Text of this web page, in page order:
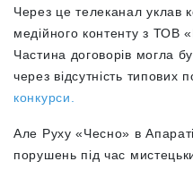
Через це телеканал уклав
медійного контенту з ТОВ
Частина договорів могла
через відсутність типових
конкурси.
Але Руху «Чесно» в
порушень під час